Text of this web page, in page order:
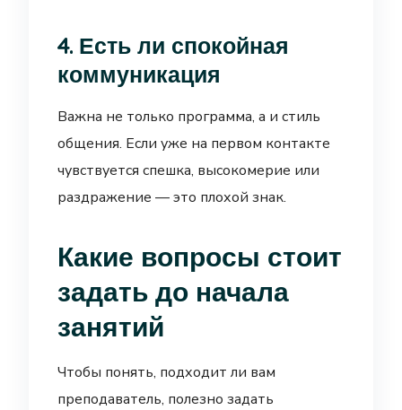
4. Есть ли спокойная
коммуникация
Важна не только программа, а и стиль
общения. Если уже на первом контакте
чувствуется спешка, высокомерие или
раздражение — это плохой знак.
Какие вопросы стоит
задать до начала
занятий
Чтобы понять, подходит ли вам
преподаватель, полезно задать